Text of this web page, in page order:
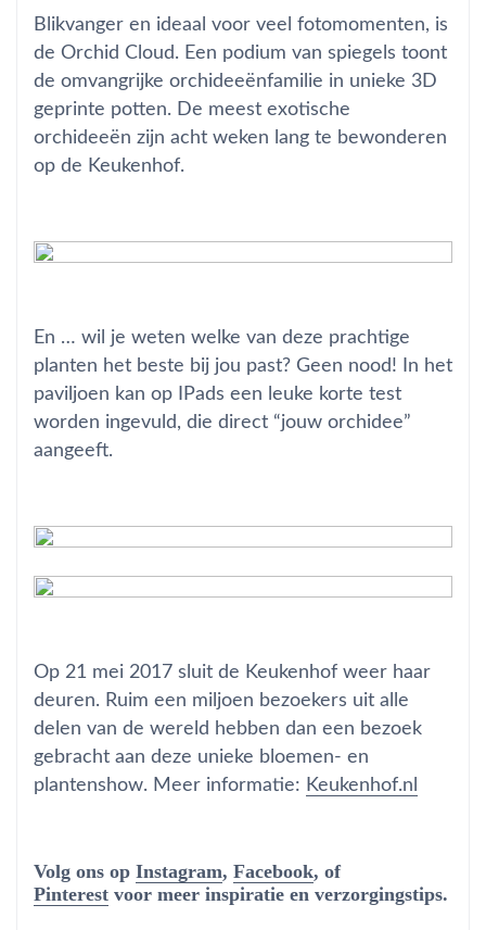
Blikvanger en ideaal voor veel fotomomenten, is
de Orchid Cloud. Een podium van spiegels toont
de omvangrijke orchideeënfamilie in unieke 3D
geprinte potten. De meest exotische
orchideeën zijn acht weken lang te bewonderen
op de Keukenhof.
En … wil je weten welke van deze prachtige
planten het beste bij jou past? Geen nood! In het
paviljoen kan op IPads een leuke korte test
worden ingevuld, die direct “jouw orchidee”
aangeeft.
Op 21 mei 2017 sluit de Keukenhof weer haar
deuren. Ruim een miljoen bezoekers uit alle
delen van de wereld hebben dan een bezoek
gebracht aan deze unieke bloemen- en
plantenshow. Meer informatie: Keukenhof.nl
Volg ons op Instagram, Facebook, of
Pinterest voor meer inspiratie en verzorgingstips.